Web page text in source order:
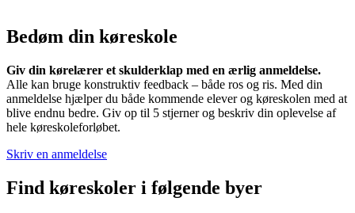
Bedøm din køreskole
Giv din kørelærer et skulderklap med en ærlig anmeldelse.
Alle kan bruge konstruktiv feedback – både ros og ris. Med din
anmeldelse hjælper du både kommende elever og køreskolen med at
blive endnu bedre. Giv op til 5 stjerner og beskriv din oplevelse af
hele køreskoleforløbet.
Skriv en anmeldelse
Find køreskoler i følgende byer